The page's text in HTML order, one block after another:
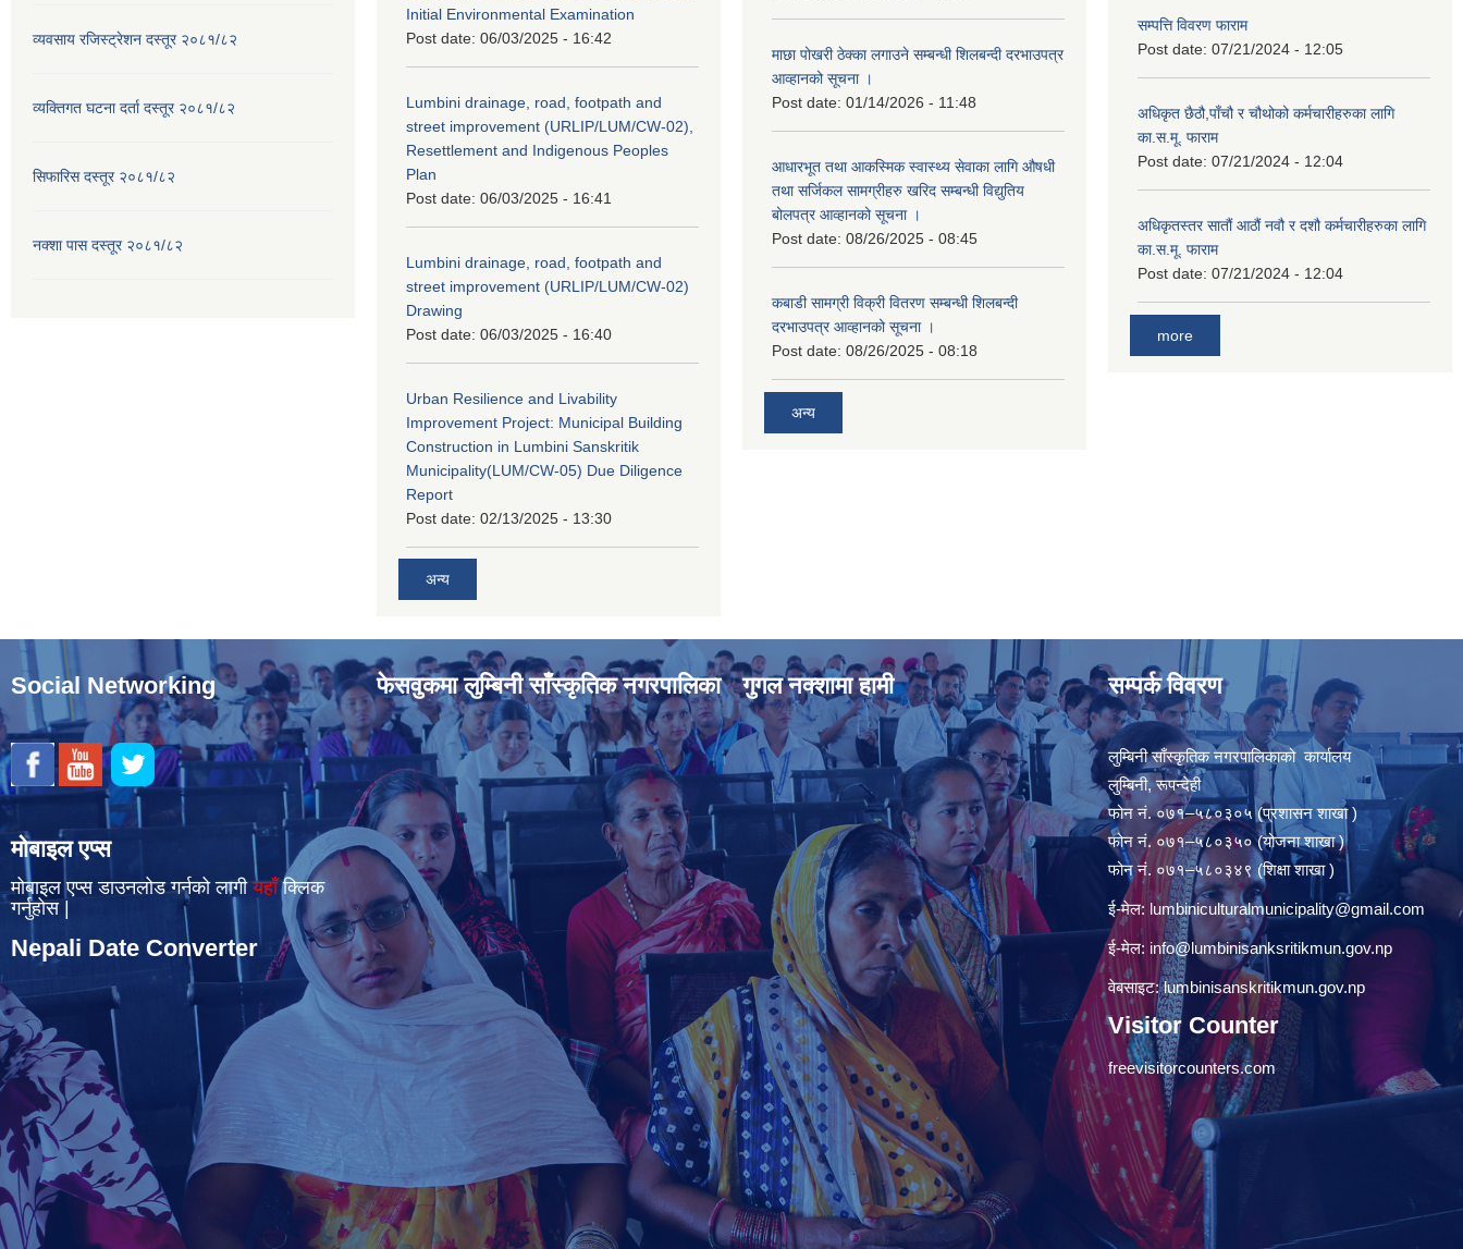
व्यवसाय रजिस्ट्रेशन दस्तूर २०८१/८२
व्यक्तिगत घटना दर्ता दस्तूर २०८१/८२
सिफारिस दस्तूर २०८१/८२
नक्शा पास दस्तूर २०८१/८२
Initial Environmental Examination
Post date: 06/03/2025 - 16:42
Lumbini drainage, road, footpath and
street improvement (URLIP/LUM/CW-02),
Resettlement and Indigenous Peoples
Plan
Post date: 06/03/2025 - 16:41
Lumbini drainage, road, footpath and
street improvement (URLIP/LUM/CW-02)
Drawing
Post date: 06/03/2025 - 16:40
Urban Resilience and Livability
Improvement Project: Municipal Building
Construction in Lumbini Sanskritik
Municipality(LUM/CW-05) Due Diligence
Report
Post date: 02/13/2025 - 13:30
अन्य
माछा पोखरी ठेक्का लगाउने सम्बन्धी शिलबन्दी दरभाउपत्र
आव्हानको सूचना ।
Post date: 01/14/2026 - 11:48
आधारभूत तथा आकस्मिक स्वास्थ्य सेवाका लागि औषधी
तथा सर्जिकल सामग्रीहरु खरिद सम्बन्धी विद्युतिय
बोलपत्र आव्हानको सूचना ।
Post date: 08/26/2025 - 08:45
कबाडी सामग्री विक्री वितरण सम्बन्धी शिलबन्दी
दरभाउपत्र आव्हानको सूचना ।
Post date: 08/26/2025 - 08:18
अन्य
सम्पत्ति विवरण फाराम
Post date: 07/21/2024 - 12:05
अधिकृत छैठौ,पाँचौ र चौथोको कर्मचारीहरुका लागि
का.स.मू. फाराम
Post date: 07/21/2024 - 12:04
अधिकृतस्तर सातौं आठौं नवौ र दशौ कर्मचारीहरुका लागि
का.स.मू. फाराम
Post date: 07/21/2024 - 12:04
more
Social Networking
मोबाइल एप्स
मोबाइल एप्स डाउनलोड गर्नको लागीयहाँँक्लिक
गर्नुहोस |
Nepali Date Converter
फेसवुकमा लुम्बिनी साँस्कृतिक नगरपालिका गुगल नक्शामा हामी सम्पर्क विवरण
लुम्बिनी साँस्कृतिक नगरपालिकाको कार्यालय
लुम्बिनी, रूपन्देही
फोन नं. ०७१–५८०३०५ (प्रशासन शाखा )
फोन नं. ०७१–५८०३५० (योजना शाखा )
फोन नं. ०७१–५८०३४९ (शिक्षा शाखा )
ई-मेल: lumbiniculturalmunicipality@gmail.com
ई-मेल: info@lumbinisanksritikmun.gov.np
वेबसाइट: lumbinisanskritikmun.gov.np
Visitor Counter
freevisitorcounters.com